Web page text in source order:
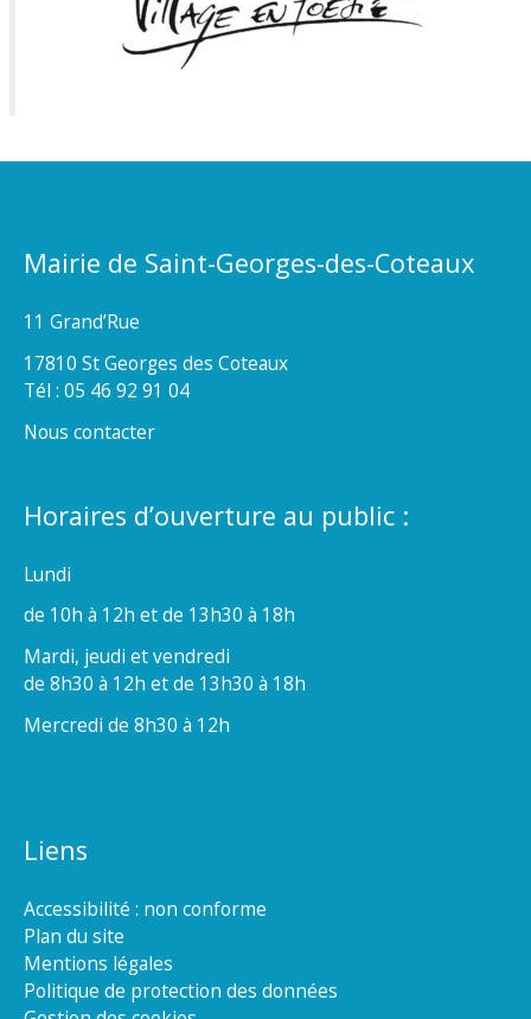
Mairie de Saint-Georges-des-Coteaux
11 Grand’Rue
17810 St Georges des Coteaux
Tél : 05 46 92 91 04
Nous contacter
Horaires d’ouverture au public :
Lundi
de 10h à 12h et de 13h30 à 18h
Mardi, jeudi et vendredi
de 8h30 à 12h et de 13h30 à 18h
Mercredi de 8h30 à 12h
Liens
Accessibilité : non conforme
Plan du site
Mentions légales
Politique de protection des données